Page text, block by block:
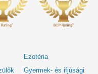
Ezotéria
Gyermek- és ifjúsági